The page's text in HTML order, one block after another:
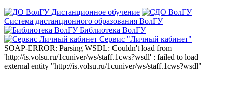
Дистанционное обучение
Система дистанционного образования ВолГУ
Библиотека ВолГУ
Сервис "Личный кабинет"
SOAP-ERROR: Parsing WSDL: Couldn't load from
'http://is.volsu.ru/1cuniver/ws/staff.1cws?wsdl' : failed to load
external entity "http://is.volsu.ru/1cuniver/ws/staff.1cws?wsdl"